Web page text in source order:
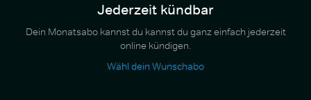
Jederzeit kündbar
Dein Monatsabo kannst du kannst du ganz einfach jederzeit
online kündigen.
Wähl dein Wunschabo